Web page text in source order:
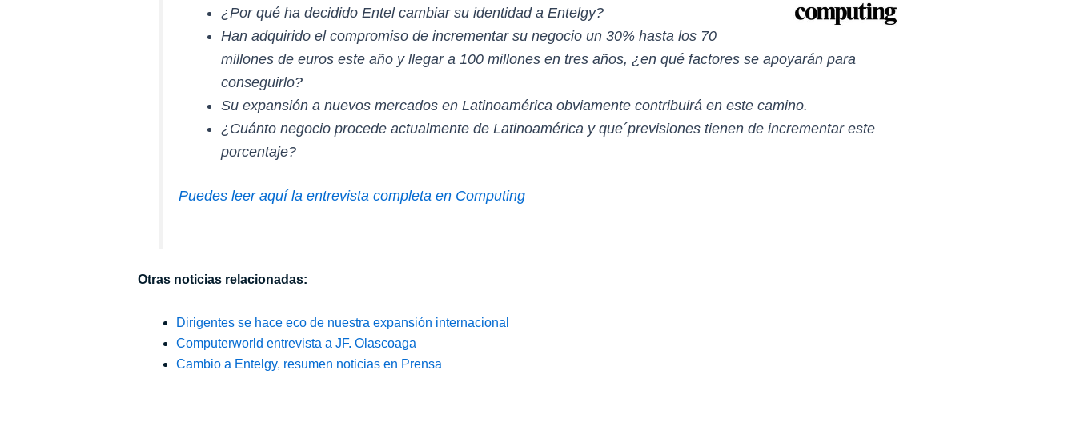
¿Por qué ha decidido Entel cambiar su identidad a Entelgy?
Han adquirido el compromiso de incrementar su negocio un 30% hasta los 70
millones de euros este año y llegar a 100 millones en tres años, ¿en qué factores se apoyarán para
conseguirlo?
Su expansión a nuevos mercados en Latinoamérica obviamente contribuirá en este camino.
¿Cuánto negocio procede actualmente de Latinoamérica y que´previsiones tienen de incrementar este
porcentaje?
Puedes leer aquí la entrevista completa en Computing
Otras noticias relacionadas:
Dirigentes se hace eco de nuestra expansión internacional
Computerworld entrevista a JF. Olascoaga
Cambio a Entelgy, resumen noticias en Prensa